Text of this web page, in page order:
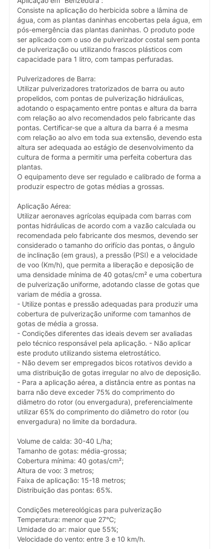
Consiste na aplicação do herbicida sobre a lâmina de
água, com as plantas daninhas encobertas pela água, em
pós-emergência das plantas daninhas. O produto pode
ser aplicado com o uso de pulverizador costal sem ponta
de pulverização ou utilizando frascos plásticos com
capacidade para 1 litro, com tampas perfuradas.
Pulverizadores de Barra:
Utilizar pulverizadores tratorizados de barra ou auto
propelidos, com pontas de pulverização hidráulicas,
adotando o espaçamento entre pontas e altura da barra
com relação ao alvo recomendados pelo fabricante das
pontas. Certificar-se que a altura da barra é a mesma
com relação ao alvo em toda sua extensão, devendo esta
altura ser adequada ao estágio de desenvolvimento da
cultura de forma a permitir uma perfeita cobertura das
plantas.
O equipamento deve ser regulado e calibrado de forma a
produzir espectro de gotas médias a grossas.
Aplicação Aérea:
Utilizar aeronaves agrícolas equipada com barras com
pontas hidráulicas de acordo com a vazão calculada ou
recomendada pelo fabricante dos mesmos, devendo ser
considerado o tamanho do orifício das pontas, o ângulo
de inclinação (em graus), a pressão (PSI) e a velocidade
de voo (Km/h), que permita a liberação e deposição de
uma densidade mínima de 40 gotas/cm² e uma cobertura
de pulverização uniforme, adotando classe de gotas que
variam de média a grossa.
- Utilize pontas e pressão adequadas para produzir uma
cobertura de pulverização uniforme com tamanhos de
gotas de média a grossa.
- Condições diferentes das ideais devem ser avaliadas
pelo técnico responsável pela aplicação. - Não aplicar
este produto utilizando sistema eletrostático.
- Não devem ser empregados bicos rotativos devido a
uma distribuição de gotas irregular no alvo de deposição.
- Para a aplicação aérea, a distância entre as pontas na
barra não deve exceder 75% do comprimento do
diâmetro do rotor (ou envergadura), preferencialmente
utilizar 65% do comprimento do diâmetro do rotor (ou
envergadura) no limite da bordadura.
Volume de calda: 30-40 L/ha;
Tamanho de gotas: média-grossa;
Cobertura mínima: 40 gotas/cm²;
Altura de voo: 3 metros;
Faixa de aplicação: 15-18 metros;
Distribuição das pontas: 65%.
Condições metereológicas para pulverização
Temperatura: menor que 27°C;
Umidade do ar: maior que 55%;
Velocidade do vento: entre 3 e 10 km/h.